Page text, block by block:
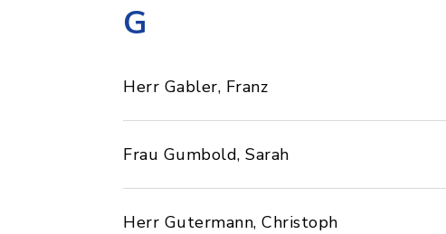
G
Herr Gabler, Franz
Frau Gumbold, Sarah
Herr Gutermann, Christoph